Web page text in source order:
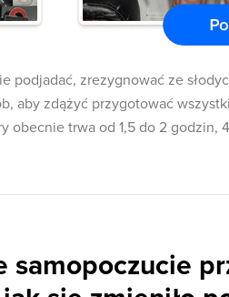
podjadać, zrezygnować ze
aby zdążyć przygotować
obecnie trwa od 1,5 do 2 godzin,
samopoczucie